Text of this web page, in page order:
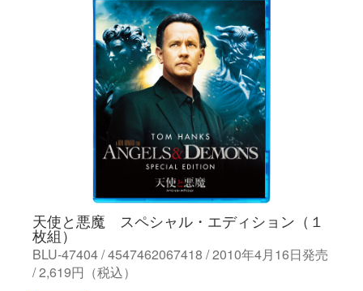
天使と悪魔 スペシャル・エディション（１
枚組）
BLU-47404 / 4547462067418 / 2010年4月16日発売
/ 2,619円（税込）